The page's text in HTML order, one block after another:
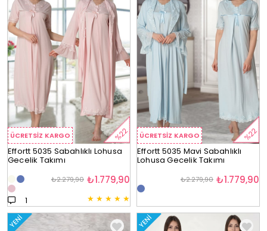
ÜCRETSIZ KARGO %22
Effortt 5035 Sabahlıklı Lohusa
Gecelik Takımı
★ ★ ★ ★ ★
1
₺1.779,90
₺2.279,90
ÜCRETSIZ KARGO %22
Effortt 5035 Mavi Sabahlıklı
Lohusa Gecelik Takımı
₺1.779,90
₺2.279,90
YENI YENI